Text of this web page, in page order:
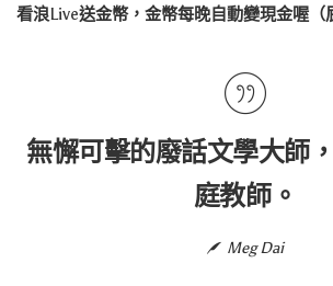
看浪Live送金幣，金幣每晚自動變現金喔（
無懈可擊的廢話文學大師
庭教師。
Meg Dai